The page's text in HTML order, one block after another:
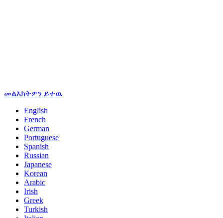
መልእክትዎን ይተዉ
English
French
German
Portuguese
Spanish
Russian
Japanese
Korean
Arabic
Irish
Greek
Turkish